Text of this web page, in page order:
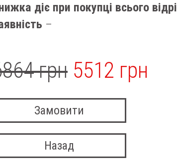
діє при покупці всього
–
грн 5512 грн
Замовити
Назад